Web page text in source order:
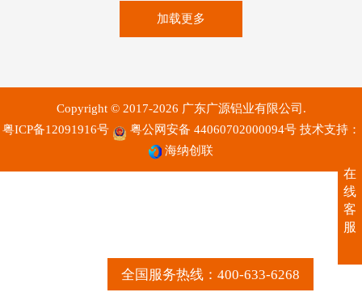
全国服务热线：400-633-6268
加载更多
Copyright © 2017-2026 广东广源铝业有限公司.
粤ICP备12091916号
粤公网安备 44060702000094号 技术支持：
海纳创联
在
线
客
服